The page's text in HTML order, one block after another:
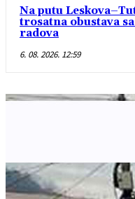
Na putu
trosatna obustava
radova
6. 08. 2026. 12:59